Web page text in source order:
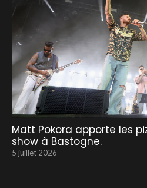
Matt Pokora apporte les
show à Bastogne.
5 juillet 2026